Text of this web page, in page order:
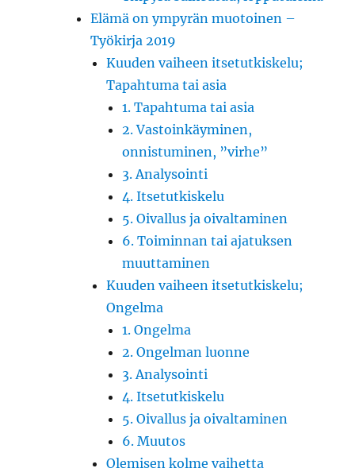
Elämä on ympyrän muotoinen –
Työkirja 2019
Kuuden vaiheen itsetutkiskelu;
Tapahtuma tai asia
1. Tapahtuma tai asia
2. Vastoinkäyminen,
onnistuminen, ”virhe”
3. Analysointi
4. Itsetutkiskelu
5. Oivallus ja oivaltaminen
6. Toiminnan tai ajatuksen
muuttaminen
Kuuden vaiheen itsetutkiskelu;
Ongelma
1. Ongelma
2. Ongelman luonne
3. Analysointi
4. Itsetutkiskelu
5. Oivallus ja oivaltaminen
6. Muutos
Olemisen kolme vaihetta